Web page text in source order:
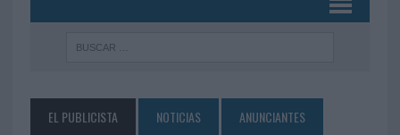
EL PUBLICISTA NOTICIAS ANUNCIANTES